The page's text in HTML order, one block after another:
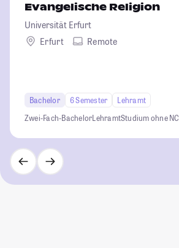
Evangelische Religion
Universität Erfurt
Erfurt
Remote
Bachelor 6 Semester
Lehramt
Zwei-Fach-BachelorLehramtStudium ohne NC